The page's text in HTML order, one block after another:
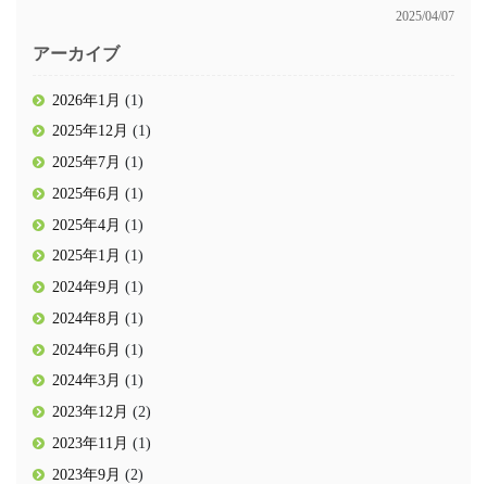
2025/04/07
アーカイブ
2026年1月 (1)
2025年12月 (1)
2025年7月 (1)
2025年6月 (1)
2025年4月 (1)
2025年1月 (1)
2024年9月 (1)
2024年8月 (1)
2024年6月 (1)
2024年3月 (1)
2023年12月 (2)
2023年11月 (1)
2023年9月 (2)